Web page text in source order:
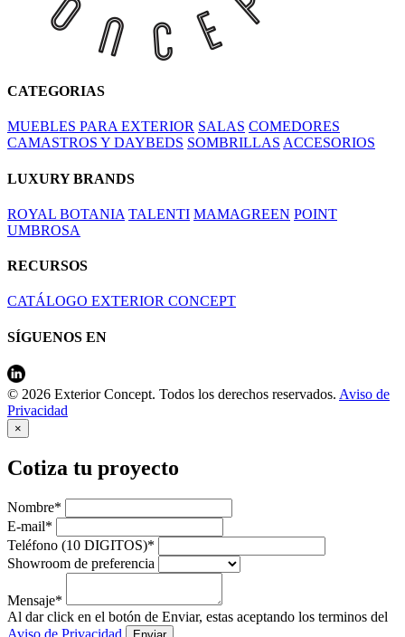
CATEGORIAS
MUEBLES PARA EXTERIOR SALAS COMEDORES
CAMASTROS Y DAYBEDS SOMBRILLAS ACCESORIOS
LUXURY BRANDS
ROYAL BOTANIA TALENTI MAMAGREEN POINT
UMBROSA
RECURSOS
CATÁLOGO EXTERIOR CONCEPT
SÍGUENOS EN
© 2026 Exterior Concept. Todos los derechos reservados. Aviso de
Privacidad
×
Cotiza tu proyecto
Nombre*
E-mail*
Teléfono (10 DIGITOS)*
Showroom de preferencia
Mensaje*
Al dar click en el botón de Enviar, estas aceptando los terminos del
Aviso de Privacidad